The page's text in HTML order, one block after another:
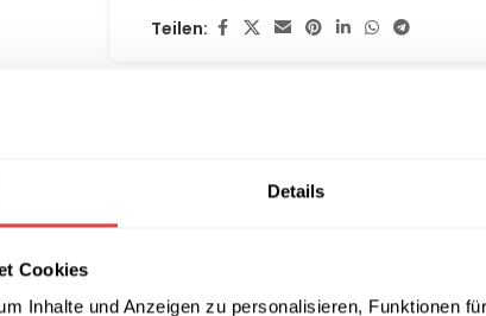
Details
Cookies
Inhalte und Anzeigen zu personalisieren, Funktionen
Teilen:
– GN 2/1 20